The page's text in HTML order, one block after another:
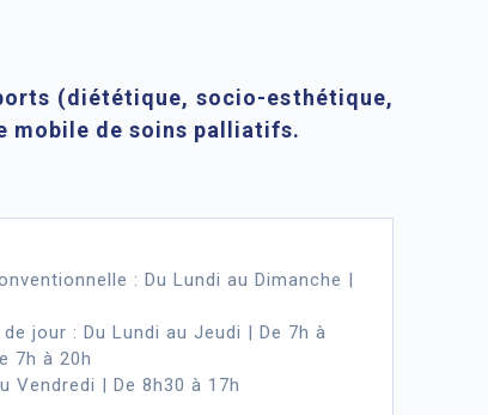
(diététique, socio-esthétique,
mobile de soins palliatifs.
: Du Lundi au Dimanche |
jour : Du Lundi au Jeudi | De 7h à
7h à 20h
Vendredi | De 8h30 à 17h